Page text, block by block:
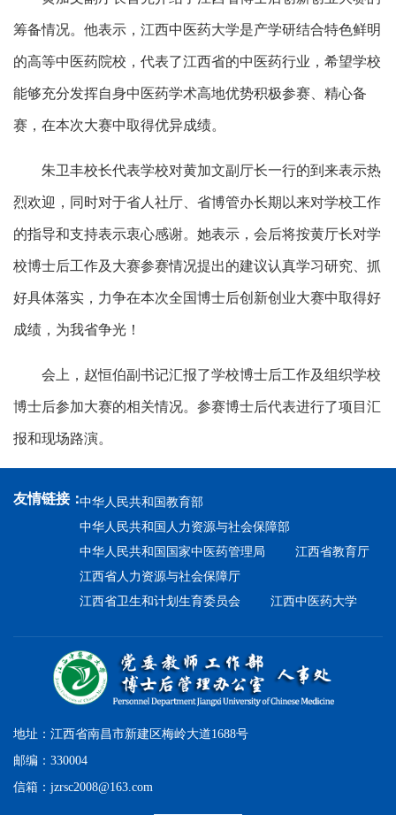
筹备情况。他表示，江西中医药大学是产学研结合特色鲜明
的高等中医药院校，代表了江西省的中医药行业，希望学校
能够充分发挥自身中医药学术高地优势积极参赛、精心备
赛，在本次大赛中取得优异成绩。
朱卫丰校长代表学校对黄加文副厅长一行的到来表示热
烈欢迎，同时对于省人社厅、省博管办长期以来对学校工作
的指导和支持表示衷心感谢。她表示，会后将按黄厅长对学
校博士后工作及大赛参赛情况提出的建议认真学习研究、抓
好具体落实，力争在本次全国博士后创新创业大赛中取得好
成绩，为我省争光！
会上，赵恒伯副书记汇报了学校博士后工作及组织学校
博士后参加大赛的相关情况。参赛博士后代表进行了项目汇
报和现场路演。
友情链接：中华人民共和国教育部
中华人民共和国人力资源与社会保障部
中华人民共和国国家中医药管理局
江西省教育厅
江西省人力资源与社会保障厅
江西省卫生和计划生育委员会
江西中医药大学
地址：江西省南昌市新建区梅岭大道1688号
邮编：330004
信箱：jzrsc2008@163.com